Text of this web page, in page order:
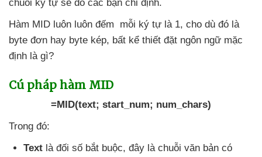
chuỗi ký tự sẽ do các bạn chỉ định.
Hàm MID luôn luôn đếm mỗi ký tự là 1, cho dù đó là
byte đơn hay byte kép, bất kể thiết đặt ngôn ngữ mặc
định là gì?
Cú pháp hàm MID
=MID(text; start_num; num_chars)
Trong đó:
Text là đối số bắt buộc, đây là chuỗi văn bản có